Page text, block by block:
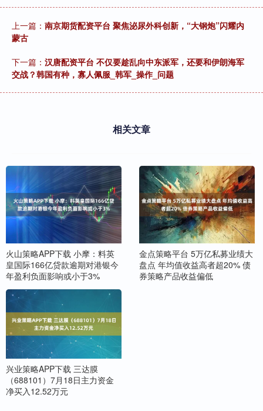
上一篇： 南京期货配资平台 聚焦泌尿外科创新，“大钢炮”闪耀内
蒙古
下一篇： 汉唐配资平台 不仅要趁乱向中东派军，还要和伊朗海军
交战？韩国有种，寡人佩服_韩军_操作_问题
相关文章
火山策略APP下载 小摩：料英
皇国际166亿贷款逾期对港银今
年盈利负面影响或小于3%
金点策略平台 5万亿私募业绩大
盘点 年均值收益高者超20% 债
券策略产品收益偏低
兴业策略APP下载 三达膜
（688101）7月18日主力资金
净买入12.52万元